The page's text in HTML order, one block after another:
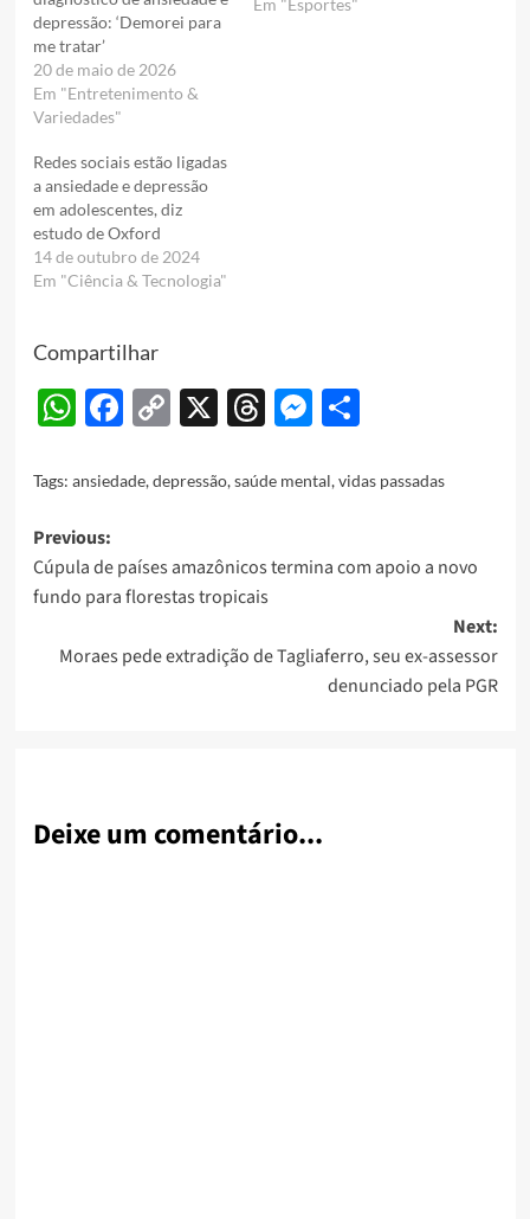
depressão: ‘Demorei para
me tratar’
20 de maio de 2026
Em "Entretenimento &
Variedades"
Em "Esportes"
Redes sociais estão ligadas
a ansiedade e depressão
em adolescentes, diz
estudo de Oxford
14 de outubro de 2024
Em "Ciência & Tecnologia"
Compartilhar
WhatsApp
Facebook
Copy
X Threads
Messenger
Share
Tags: ansiedade,depressão,saúde mental,vidas passadas
Post
navigation
Previous:
Cúpula de países amazônicos termina com apoio a novo
fundo para florestas tropicais
Next:
Moraes pede extradição de Tagliaferro, seu ex-assessor
denunciado pela PGR
Deixe um comentário...